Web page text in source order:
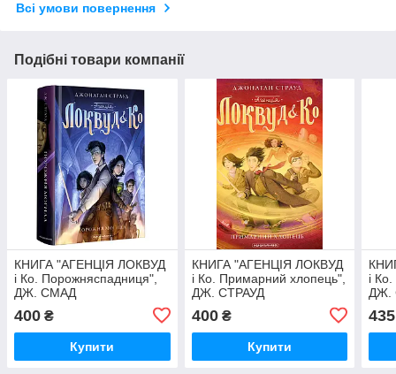
Всі умови повернення
Подібні товари компанії
КНИГА "АГЕНЦІЯ ЛОКВУД
і Ко. Порожняспадниця",
ДЖ. СМАД
400 ₴
Купити
КНИГА "АГЕНЦІЯ ЛОКВУД
і Ко. Примарний хлопець",
ДЖ. СТРАУД
400₴
Купити
і
ДЖ.
435